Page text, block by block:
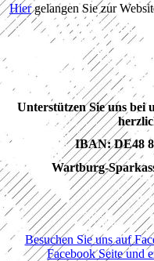
Hiergelangen Sie zur
Unterstützen Sie uns bei
IBAN: DE48
Wartburg-
Besuchen Sie uns auf
Facebook Seite und